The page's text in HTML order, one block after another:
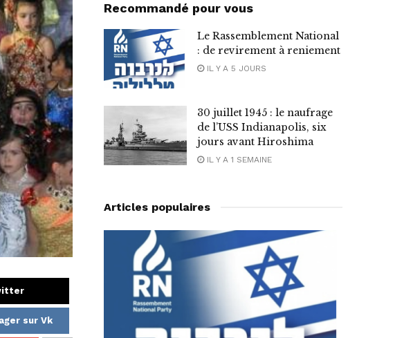
sur Vk
Recommandé pour vous
Le Rassemblement National
: de revirement à reniement
IL Y A 5 JOURS
30 juillet 1945 : le naufrage
de l’USS Indianapolis, six
jours avant Hiroshima
IL Y A 1 SEMAINE
Articles populaires